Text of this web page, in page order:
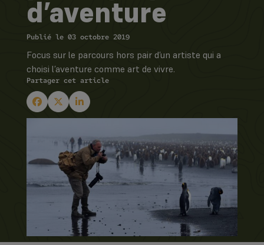
d’aventure
Publié le 03 octobre 2019
Focus sur le parcours hors pair d’un artiste qui a
choisi l’aventure comme art de vivre.
Partager cet article